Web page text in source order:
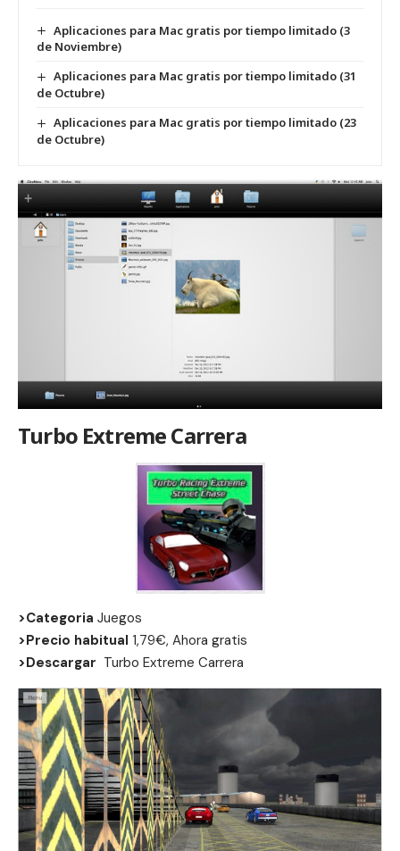
Aplicaciones para Mac gratis por tiempo limitado (3
de Noviembre)
Aplicaciones para Mac gratis por tiempo limitado (31
de Octubre)
Aplicaciones para Mac gratis por tiempo limitado (23
de Octubre)
Turbo Extreme Carrera
>Categoria Juegos
>Precio habitual 1,79€, Ahora gratis
>Descargar Turbo Extreme Carrera